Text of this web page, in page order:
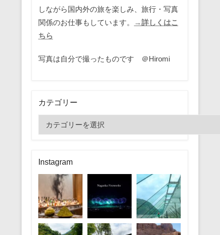
しながら国内外の旅を楽しみ、旅行・写真
関係のお仕事もしています。
→詳しくはこ
ちら
写真は自分で撮ったものです ＠Hiromi
カテゴリー
テ
リ
ー
Instagram